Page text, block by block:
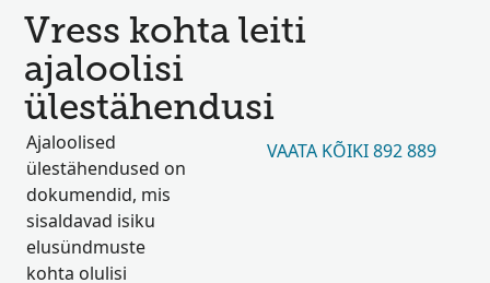
Vress kohta leiti
ajaloolisi
ülestähendusi
Ajaloolised
ülestähendused on
dokumendid, mis
sisaldavad isiku
elusündmuste
kohta olulisi
VAATA KÕIKI 892 889